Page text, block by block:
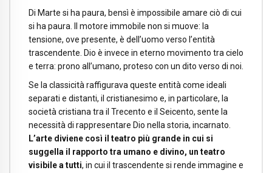
Di Marte si ha paura, bensì è impossibile amare ciò di cui
si ha paura. Il motore immobile non si muove: la
tensione, ove presente, è dell’uomo verso l’entità
trascendente. Dio è invece in eterno movimento tra cielo
e terra: prono all’umano, proteso con un dito verso di noi.
Se la classicità raffigurava queste entità come ideali
separati e distanti, il cristianesimo e, in particolare, la
società cristiana tra il Trecento e il Seicento, sente la
necessità di rappresentare Dio nella storia, incarnato.
L’arte diviene così il teatro più grande in cui si
suggella il rapporto tra umano e divino, un teatro
visibile a tutti, in cui il trascendente si rende immagine e